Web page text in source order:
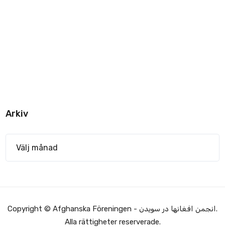
Arkiv
Copyright © Afghanska Föreningen - انجمن افغانها در سویدن.
Alla rättigheter reserverade.